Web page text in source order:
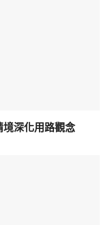
境深化用路觀念